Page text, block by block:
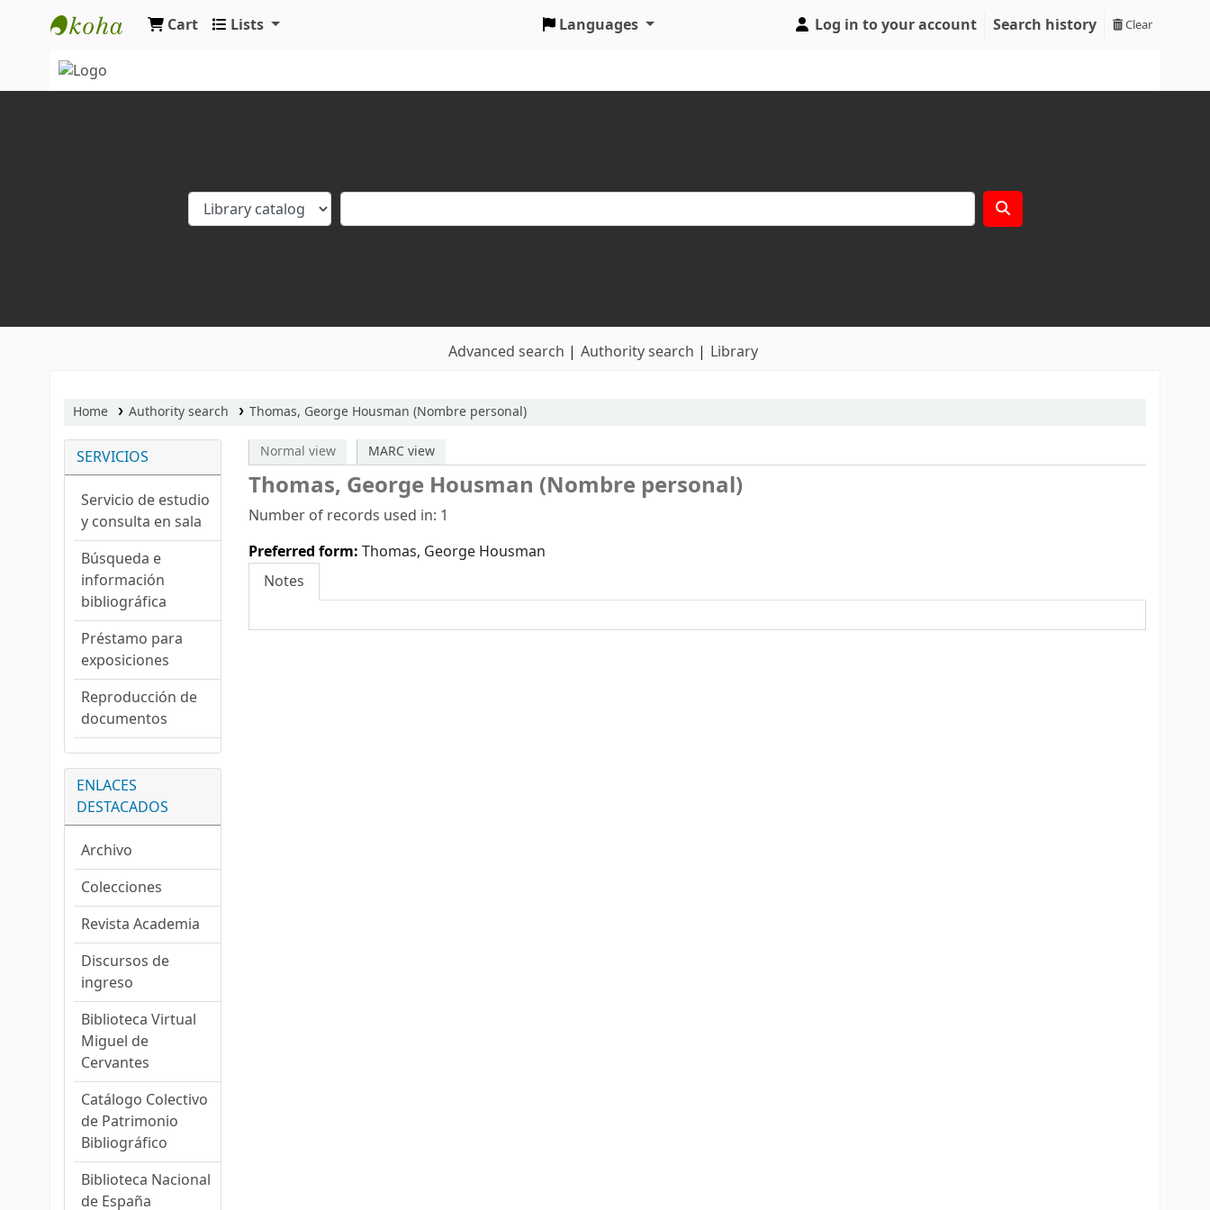
Koha online
Cart Lists Languages Log in to your account Search history Clear
Advanced search Authority search Library
Home Authority search Thomas, George Housman (Nombre personal)
SERVICIOS
Servicio de estudio
y consulta en sala
Búsqueda e
información
bibliográfica
Préstamo para
exposiciones
Reproducción de
documentos
ENLACES
DESTACADOS
Archivo
Colecciones
Revista Academia
Discursos de
ingreso
Biblioteca Virtual
Miguel de
Cervantes
Catálogo Colectivo
de Patrimonio
Bibliográfico
Biblioteca Nacional
de España
Normal view MARC view
Thomas, George Housman (Nombre personal)
Number of records used in: 1
Preferred form:Thomas, George Housman
Notes